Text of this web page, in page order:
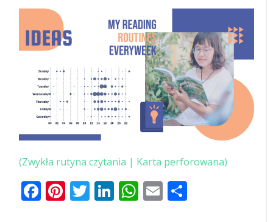
(Zwykła rutyna czytania | Karta perforowana)
Facebook
Pinterest
Twitter
LinkedIn
WhatsApp
Email